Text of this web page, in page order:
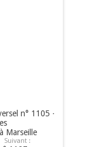
n° 1105 –
Marseille
Suivant :